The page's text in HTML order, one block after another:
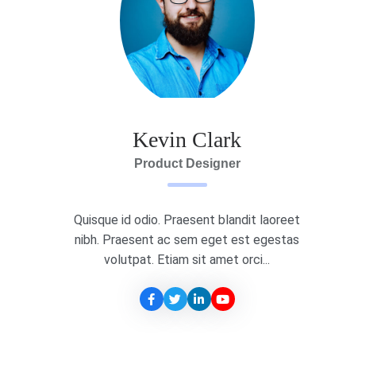
Kevin Clark
Product Designer
Quisque id odio. Praesent blandit laoreet
nibh. Praesent ac sem eget est egestas
volutpat. Etiam sit amet orci...